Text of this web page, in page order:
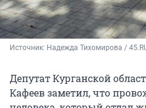
Источник: Надежда Тихомирова /
Депутат Курганской
Кафеев заметил, что